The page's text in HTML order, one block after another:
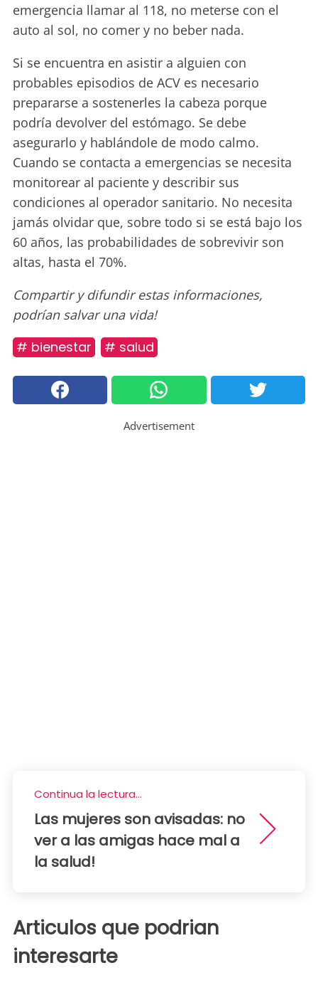
emergencia llamar al 118, no meterse con el
auto al sol, no comer y no beber nada.
Si se encuentra en asistir a alguien con
probables episodios de ACV es necesario
prepararse a sostenerles la cabeza porque
podría devolver del estómago. Se debe
asegurarlo y hablándole de modo calmo.
Cuando se contacta a emergencias se necesita
monitorear al paciente y describir sus
condiciones al operador sanitario. No necesita
jamás olvidar que, sobre todo si se está bajo los
60 años, las probabilidades de sobrevivir son
altas, hasta el 70%.
Compartir y difundir estas informaciones,
podrían salvar una vida!
# bienestar # salud
Advertisement
Continua la lectura...
Las mujeres son avisadas: no
ver a las amigas hace mal a
la salud!
Articulos que podrian
interesarte